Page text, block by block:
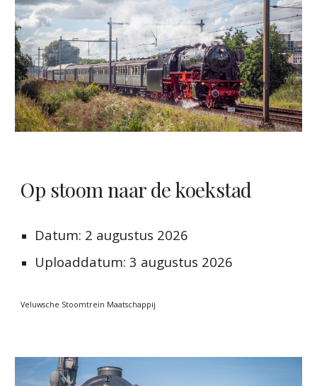
Op stoom naar de koekstad
Datum: 2 augustus 2026
Uploaddatum:3 augustus 2026
Veluwsche Stoomtrein Maatschappij